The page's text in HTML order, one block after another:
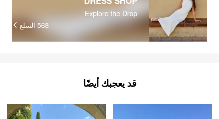
Explore the Drop
568 السلع
قد يعجبك أيضًا